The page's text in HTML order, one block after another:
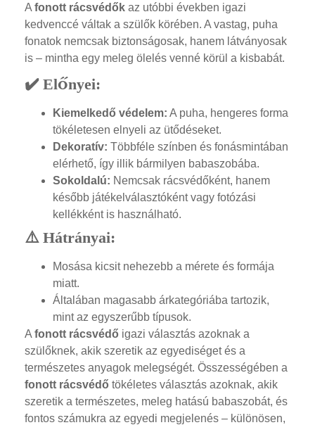
A fonott rácsvédők az utóbbi években igazi
kedvenccé váltak a szülők körében. A vastag, puha
fonatok nemcsak biztonságosak, hanem látványosak
is – mintha egy meleg ölelés venné körül a kisbabát.
✔️ Előnyei:
Kiemelkedő védelem: A puha, hengeres forma
tökéletesen elnyeli az ütődéseket.
Dekoratív: Többféle színben és fonásmintában
elérhető, így illik bármilyen babaszobába.
Sokoldalú: Nemcsak rácsvédőként, hanem
később játékelválasztóként vagy fotózási
kellékként is használható.
⚠️ Hátrányai:
Mosása kicsit nehezebb a mérete és formája
miatt.
Általában magasabb árkategóriába tartozik,
mint az egyszerűbb típusok.
A fonott rácsvédő igazi választás azoknak a
szülőknek, akik szeretik az egyediséget és a
természetes anyagok melegségét. Összességében a
fonott rácsvédő tökéletes választás azoknak, akik
szeretik a természetes, meleg hatású babaszobát, és
fontos számukra az egyedi megjelenés – különösen,